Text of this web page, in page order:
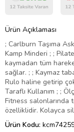
Ürün Açıklaması
; Carlburn Taşıma
Kamp Minderi ; ;
kaymadan tüm
sağlar. ; ; Kaymaz
Rulo haline getirip
Taraflı Kullanım ; ;
Fitness salonlarında
özelliklidir. Kolayca
Ürün Kodu: